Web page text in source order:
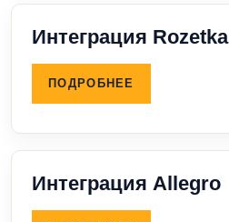
Интеграция Rozetka
ПОДРОБНЕЕ
Интеграция Allegro